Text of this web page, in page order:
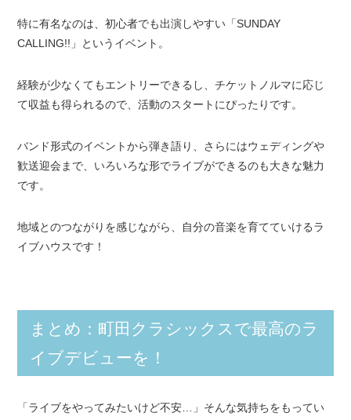
特に有名なのは、初心者でも出演しやすい「SUNDAY
CALLING!!」というイベント。
経験が少なくてもエントリーできるし、チケットノルマに応じ
て収益も得られるので、活動のスタートにぴったりです。
バンド形式のイベントから弾き語り、さらにはウェディングや
歓送迎会まで、いろいろな形でライブができるのも大きな魅力
です。
地域とのつながりを感じながら、自分の音楽を育てていけるラ
イブハウスです！
まとめ：町田クラシックスで最高のラ
イブデビューを！
「ライブをやってみたいけど不安…」そんな気持ちをもってい